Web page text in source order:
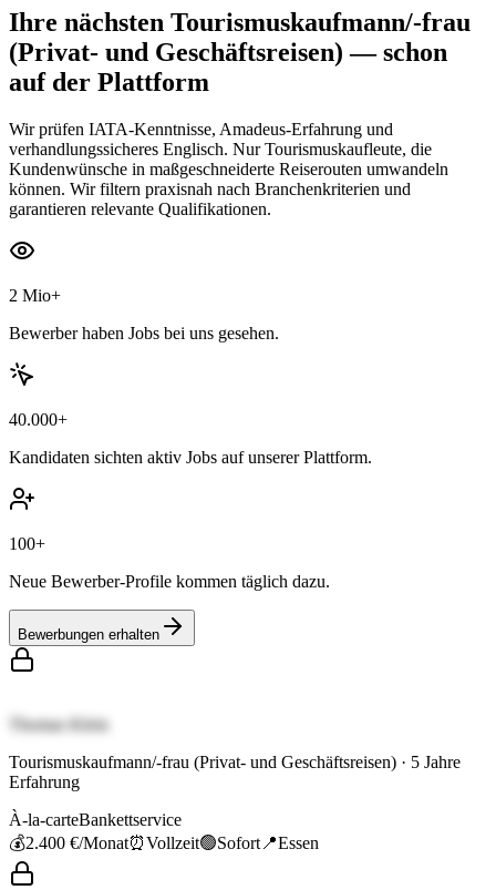
Ihre nächsten Tourismuskaufmann/-frau
(Privat- und Geschäftsreisen) — schon
auf der Plattform
Wir prüfen IATA-Kenntnisse, Amadeus-Erfahrung und
verhandlungssicheres Englisch. Nur Tourismuskaufleute, die
Kundenwünsche in maßgeschneiderte Reiserouten umwandeln
können. Wir filtern praxisnah nach Branchenkriterien und
garantieren relevante Qualifikationen.
2 Mio+
Bewerber haben Jobs bei uns gesehen.
40.000+
Kandidaten sichten aktiv Jobs auf unserer Plattform.
100+
Neue Bewerber-Profile kommen täglich dazu.
Bewerbungen erhalten
Thomas Klein
Tourismuskaufmann/-frau (Privat- und Geschäftsreisen) · 5 Jahre
Erfahrung
À-la-carteBankettservice
💰2.400 €/Monat⏰Vollzeit🟢Sofort 📍Essen